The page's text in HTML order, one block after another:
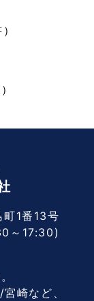
1番13号
～17:30)
崎など、